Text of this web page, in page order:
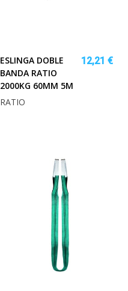
ESLINGA DOBLE
BANDA RATIO
2000KG 60MM 5M
12,21 €
RATIO